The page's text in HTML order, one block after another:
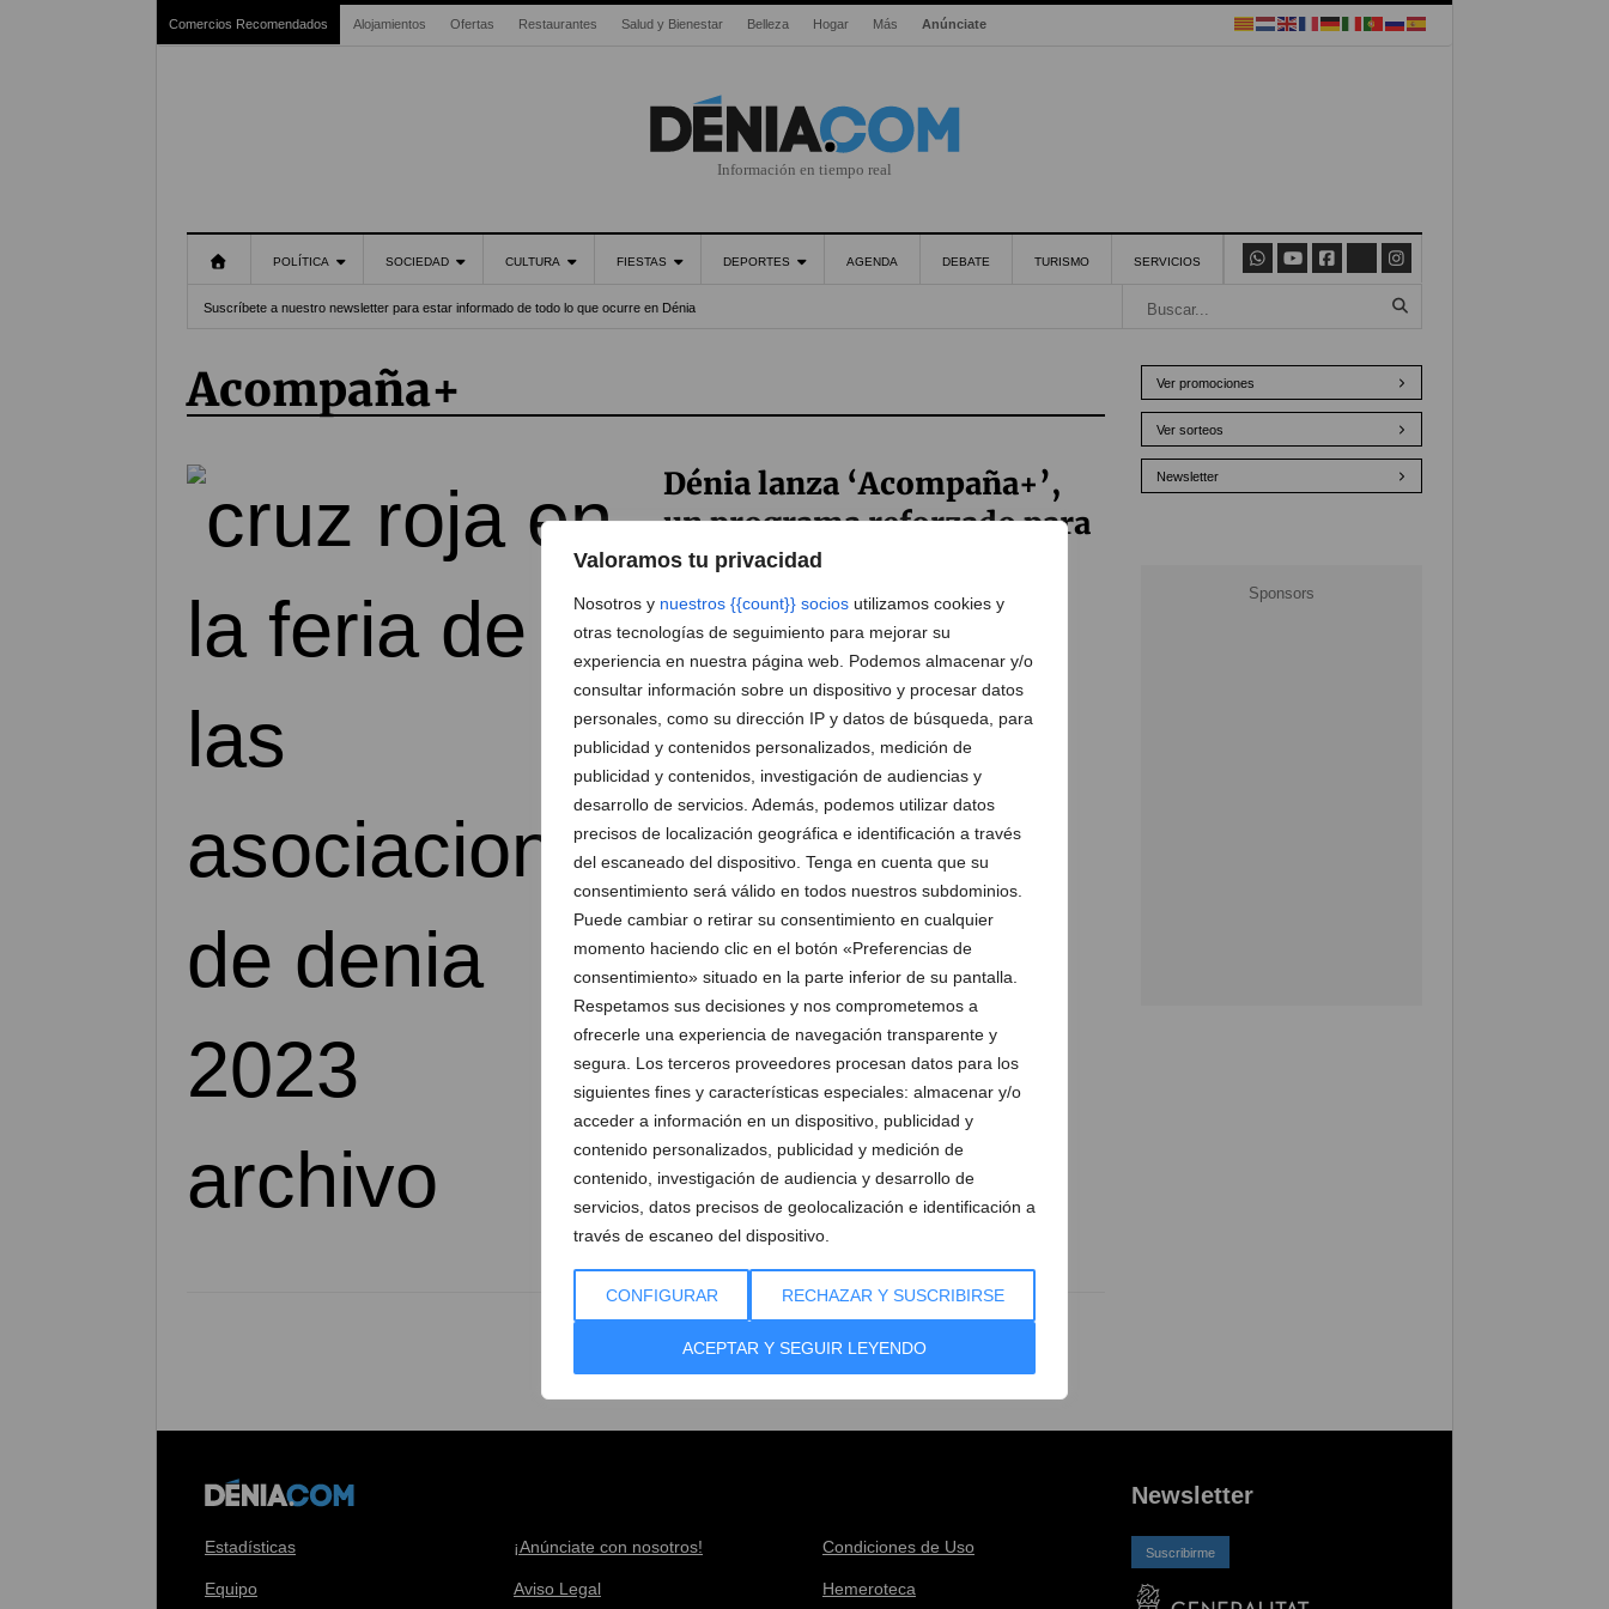
Valoramos tu privacidad
Nosotros y nuestros {{count}} socios utilizamos cookies y
otras tecnologías de seguimiento para mejorar su
experiencia en nuestra página web. Podemos almacenar y/o
consultar información sobre un dispositivo y procesar datos
personales, como su dirección IP y datos de búsqueda, para
publicidad y contenidos personalizados, medición de
publicidad y contenidos, investigación de audiencias y
desarrollo de servicios. Además, podemos utilizar datos
precisos de localización geográfica e identificación a través
del escaneado del dispositivo. Tenga en cuenta que su
consentimiento será válido en todos nuestros subdominios.
Puede cambiar o retirar su consentimiento en cualquier
momento haciendo clic en el botón «Preferencias de
consentimiento» situado en la parte inferior de su pantalla.
Respetamos sus decisiones y nos comprometemos a
ofrecerle una experiencia de navegación transparente y
segura. Los terceros proveedores procesan datos para los
siguientes fines y características especiales: almacenar y/o
acceder a información en un dispositivo, publicidad y
contenido personalizados, publicidad y medición de
contenido, investigación de audiencia y desarrollo de
servicios, datos precisos de geolocalización e identificación a
través de escaneo del dispositivo.
CONFIGURAR RECHAZAR Y SUSCRIBIRSE
ACEPTAR Y SEGUIR LEYENDO
Comercios Recomendados Alojamientos Ofertas Restaurantes Salud y Bienestar Belleza Hogar Más Anúnciate
Información en tiempo real
POLÍTICA SOCIEDAD CULTURA FIESTAS DEPORTES AGENDA DEBATE TURISMO SERVICIOS
Suscríbete a nuestro newsletter para estar informado de todo lo que ocurre en Dénia
Acompaña+
Dénia lanza ‘Acompaña+’,
un programa reforzado para
combatir la soledad de las
personas mayores
13 de mayo de 2026
Ver promociones
Ver sorteos
Newsletter
Estadísticas
Equipo
¡Anúnciate con nosotros!
Aviso Legal
Condiciones de Uso
Hemeroteca
Newsletter
Suscribirme